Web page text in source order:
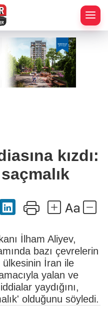
kızdı:
İlham Aliyev,
bazı çevrelerin
İran ile
yalan ve
yaydığını,
olduğunu söyledi.